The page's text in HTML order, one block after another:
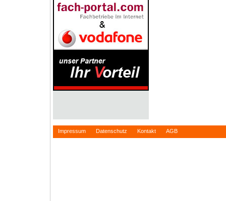
Impressum Datenschutz Kontakt AGB